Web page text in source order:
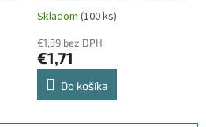
[100 ks]
Skladom (100 ks)
€1,39 bez DPH
€1,71
Do košíka